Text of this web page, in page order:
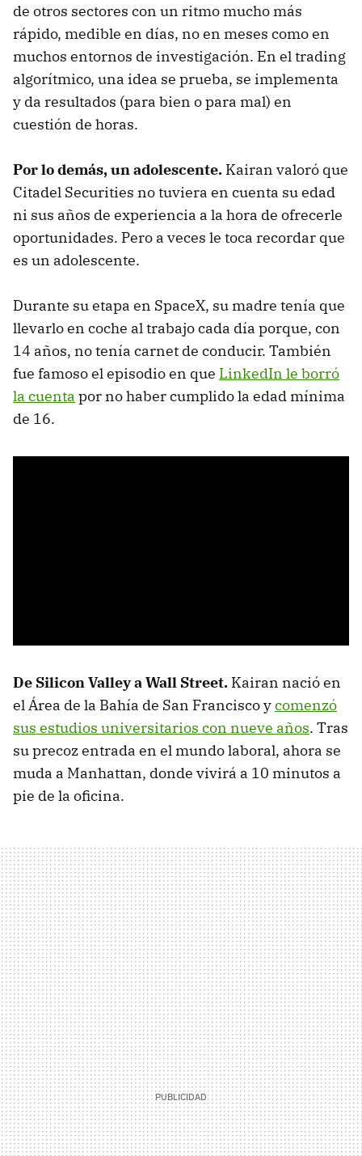
de otros sectores con un ritmo mucho más
rápido, medible en días, no en meses como en
muchos entornos de investigación. En el trading
algorítmico, una idea se prueba, se implementa
y da resultados (para bien o para mal) en
cuestión de horas.
Por lo demás, un adolescente. Kairan valoró que
Citadel Securities no tuviera en cuenta su edad
ni sus años de experiencia a la hora de ofrecerle
oportunidades. Pero a veces le toca recordar que
es un adolescente.
Durante su etapa en SpaceX, su madre tenía que
llevarlo en coche al trabajo cada día porque, con
14 años, no tenía carnet de conducir. También
fue famoso el episodio en que LinkedIn le borró
la cuenta por no haber cumplido la edad mínima
de 16.
De Silicon Valley a Wall Street. Kairan nació en
el Área de la Bahía de San Francisco ycomenzó
sus estudios universitarios con nueve años. Tras
su precoz entrada en el mundo laboral, ahora se
muda a Manhattan, donde vivirá a 10 minutos a
pie de la oficina.